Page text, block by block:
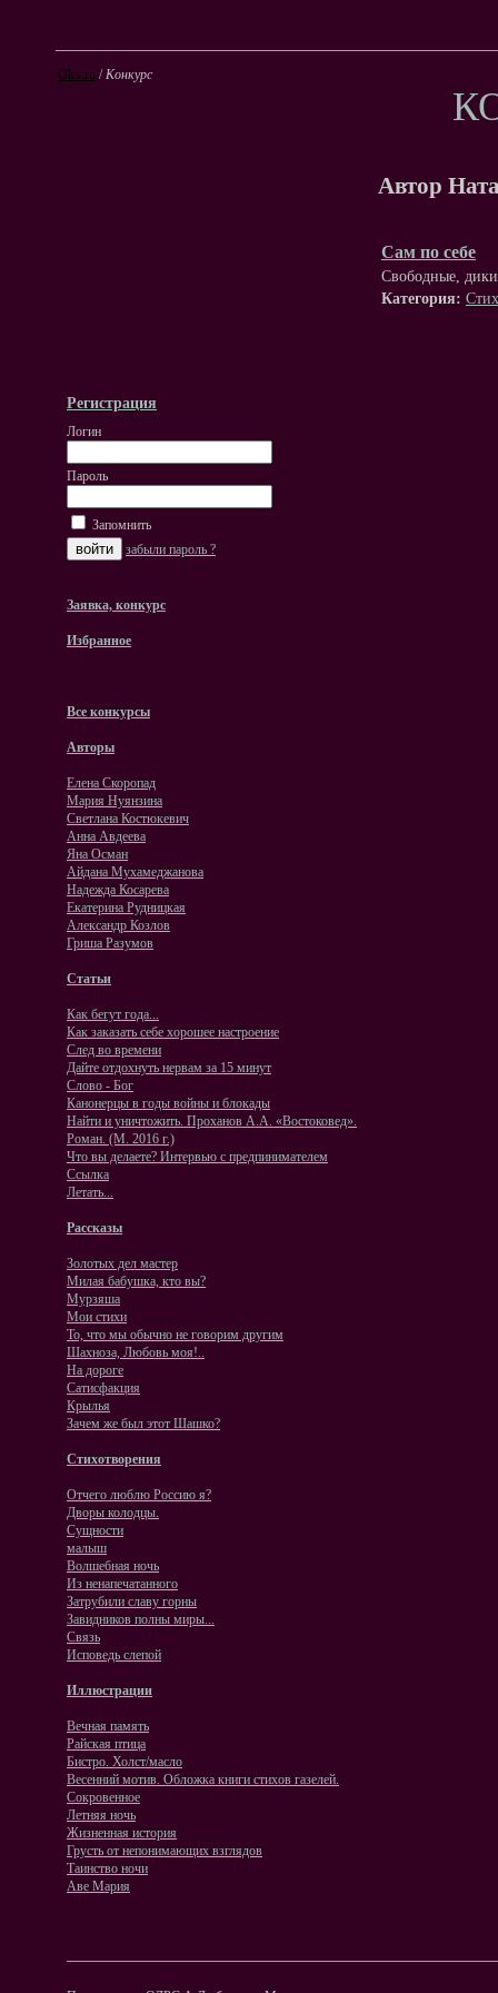
Olrs.ru /Конкурс
Регистрация
Логин
Пароль
Запомнить
забыли пароль ?
Заявка, конкурс
Избранное
Все конкурсы
Авторы
Елена Скоропад
Мария Нуянзина
Светлана Костюкевич
Анна Авдеева
Яна Осман
Айдана Мухамеджанова
Надежда Косарева
Екатерина Рудницкая
Александр Козлов
Гриша Разумов
Статьи
Как бегут года...
Как заказать себе хорошее настроение
След во времени
Дайте отдохнуть нервам за 15 минут
Слово - Бог
Канонерцы в годы войны и блокады
Найти и уничтожить. Проханов А.А. «Востоковед».
Роман. (М. 2016 г.)
Что вы делаете? Интервью с предпинимателем
Ссылка
Летать...
Рассказы
Золотых дел мастер
Милая бабушка, кто вы?
Мурзяша
Мои стихи
То, что мы обычно не говорим другим
Шахноза, Любовь моя!..
На‭ ‬дороге
Сатисфакция
Крылья
Зачем же был этот Шашко?
Стихотворения
Отчего люблю Россию я?
Дворы колодцы.
Сущности
малыш
Волшебная ночь
Из ненапечатанного
Затрубили славу горны
Завидников полны миры...
Связь
Исповедь слепой
Иллюстрации
Вечная память
Райская птица
Бистро. Холст/масло
Весенний мотив. Обложка книги стихов газелей.
Сокровенное
Летняя ночь
Жизненная история
Грусть от непонимающих взглядов
Таинство ночи
Аве Мария
Автор
Сам по себе
Свободные,
Категория: